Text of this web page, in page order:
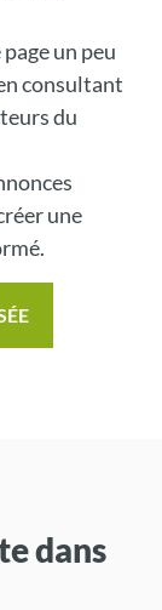
un peu
consultant
du
une
dans